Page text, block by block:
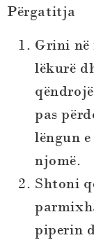
Përgatitja
Grini në
lëkurë
pas
lëngun
njomë.
Shtoni
piperin